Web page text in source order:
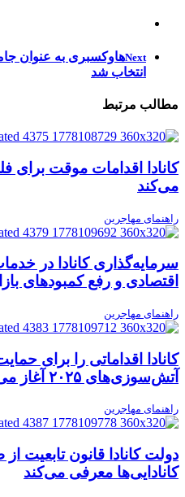
Nextهاوکسبری به عنوان
انتخاب شد
مطالب مرتبط
کانادا اقدامات موقت برای
می‌کند
راهنمای مهاجرین
سرمایه‌گذاری کانادا در
اقتصادی و رفع کمبودهای
راهنمای مهاجرین
کانادا اقداماتی را برای
آتش‌سوزی‌های ۲۰۲۵ آغاز می‌کند
راهنمای مهاجرین
دولت کانادا قانون تابعیت
کانادایی‌ها معرفی می‌کند